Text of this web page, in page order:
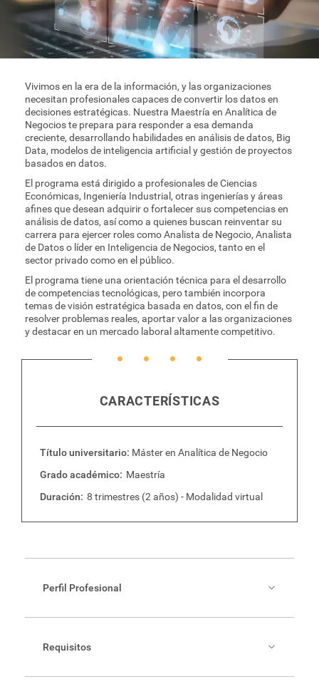
Plan de Estudio
Vivimos en la era de la información, y las organizaciones
necesitan profesionales capaces de convertir los datos en
decisiones estratégicas. Nuestra Maestría en Analítica de
Negocios te prepara para responder a esa demanda
creciente, desarrollando habilidades en análisis de datos, Big
Data, modelos de inteligencia artificial y gestión de proyectos
basados en datos.
El programa está dirigido a profesionales de Ciencias
Económicas, Ingeniería Industrial, otras ingenierías y áreas
afines que desean adquirir o fortalecer sus competencias en
análisis de datos, así como a quienes buscan reinventar su
carrera para ejercer roles como Analista de Negocio, Analista
de Datos o líder en Inteligencia de Negocios, tanto en el
sector privado como en el público.
El programa tiene una orientación técnica para el desarrollo
de competencias tecnológicas, pero también incorpora
temas de visión estratégica basada en datos, con el fin de
resolver problemas reales, aportar valor a las organizaciones
y destacar en un mercado laboral altamente competitivo.
CARACTERÍSTICAS
Título universitario Máster en Analítica de Negocio
Grado académico
Maestría
Duración
8 trimestres (2 años) - Modalidad virtual
Perfil Profesional
organizaciones mediante la extracción de
conocimiento a partir de los datos. Además, sabrá
estrategia de la organización. En términos más
Requisitos